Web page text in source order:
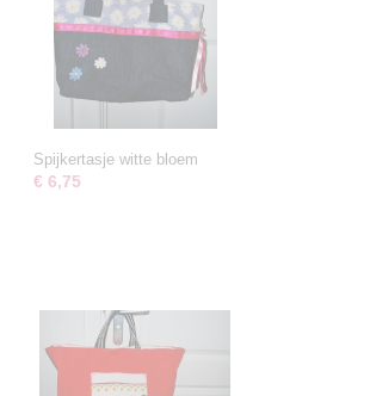
Spijkertasje witte bloem
€ 6,75